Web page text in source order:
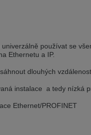
verzi
dass ihr Browser eine andere
Diese Webseite ist auch auf
být v jiném jazyce, než je právě
používat se
Ethernetu a IP.
dlouhých
instalace a tedy nízká
Ethernet/PROFINET